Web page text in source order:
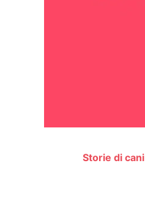
Storie di cani